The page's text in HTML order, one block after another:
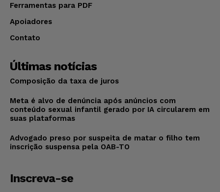
Ferramentas para PDF
Apoiadores
Contato
Últimas notícias
Composição da taxa de juros
Meta é alvo de denúncia após anúncios com
conteúdo sexual infantil gerado por IA circularem em
suas plataformas
Advogado preso por suspeita de matar o filho tem
inscrição suspensa pela OAB-TO
Inscreva-se